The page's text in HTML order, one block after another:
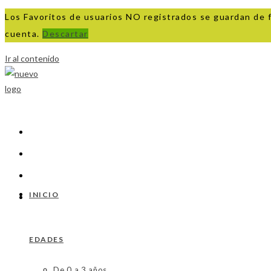
Los Favoritos de usuarios NO registrados se guardan
cuenta. Descartar
Ir al contenido
INICIO
EDADES